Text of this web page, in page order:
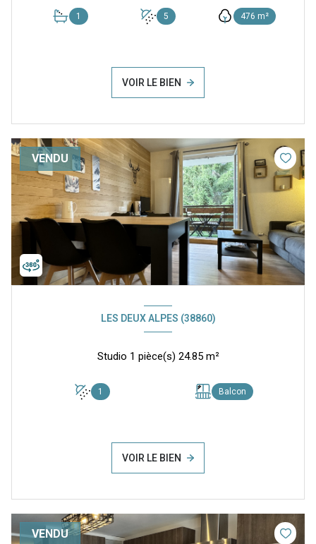
1 5 476 m²
VOIR LE BIEN
VENDU
LES DEUX ALPES (38860)
Studio 1 pièce(s) 24.85 m²
1 Balcon
VOIR LE BIEN
VENDU